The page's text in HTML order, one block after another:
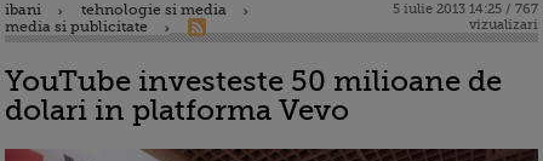
ibani
tehnologie si media
media si publicitate
5 iulie 2013 14:25 / 767
vizualizari
YouTube investeste 50 milioane de
dolari in platforma Vevo